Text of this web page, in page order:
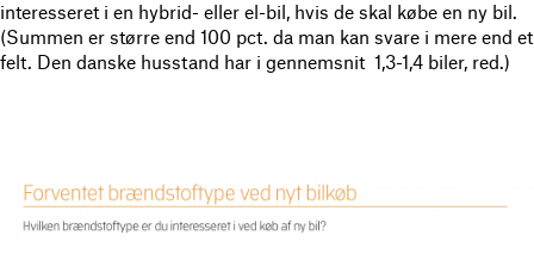
interesseret i en hybrid- eller el-bil, hvis de skal købe en ny bil.
(Summen er større end 100 pct. da man kan svare i mere end et
felt. Den danske husstand har i gennemsnit 1,3-1,4 biler, red.)